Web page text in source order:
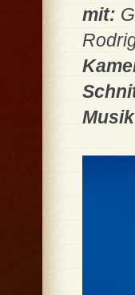
mit: